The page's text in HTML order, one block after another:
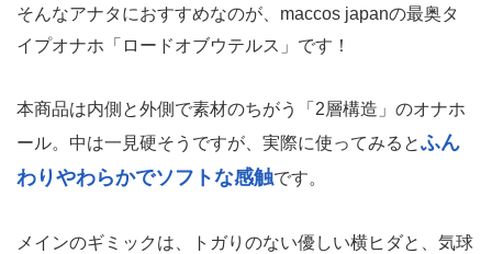
そんなアナタにおすすめなのが、maccos japanの最奥タ
イプオナホ「ロードオブウテルス」です！
本商品は内側と外側で素材のちがう「2層構造」のオナホ
ール。中は一見硬そうですが、実際に使ってみるとふん
わりやわらかでソフトな感触です。
メインのギミックは、トガりのない優しい横ヒダと、気球